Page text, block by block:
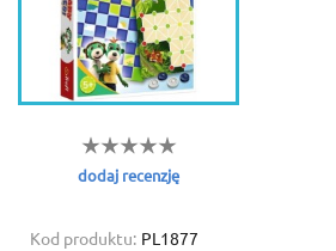
dodaj recenzję
Kod produktu: PL1877